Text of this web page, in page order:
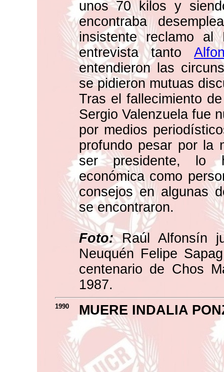
unos 70 kilos y
encontraba
insistente reclamo al
entrevista tanto
entendieron las
se pidieron mutuas
Tras el fallecimiento
Sergio Valenzuela fue
por medios
profundo pesar por la
ser presidente, lo
económica como
consejos en algunas
se encontraron.
Foto:Raúl Alfonsín
Neuquén Felipe
centenario de Chos
1987.
1990 MUERE INDALIA